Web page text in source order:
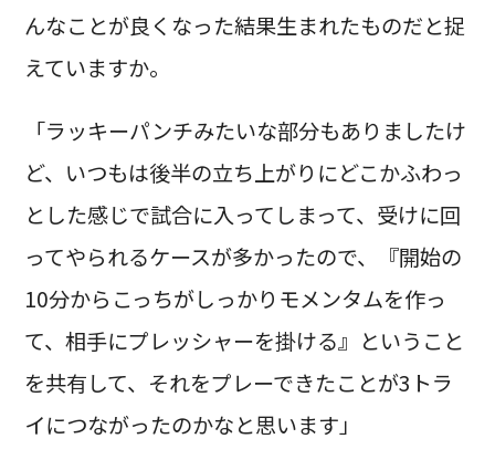
んなことが良くなった結果生まれたものだと捉
えていますか。
「ラッキーパンチみたいな部分もありましたけ
ど、いつもは後半の立ち上がりにどこかふわっ
とした感じで試合に入ってしまって、受けに回
ってやられるケースが多かったので、『開始の
10分からこっちがしっかりモメンタムを作っ
て、相手にプレッシャーを掛ける』ということ
を共有して、それをプレーできたことが3トラ
イにつながったのかなと思います」